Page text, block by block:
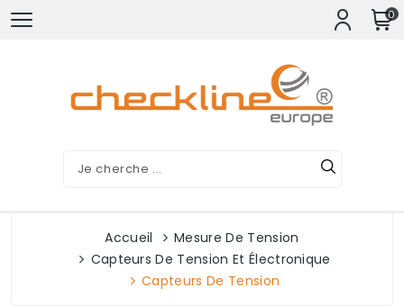
0
Accueil
Mesure De Tension
Capteurs De Tension Et Électronique
Capteurs De Tension